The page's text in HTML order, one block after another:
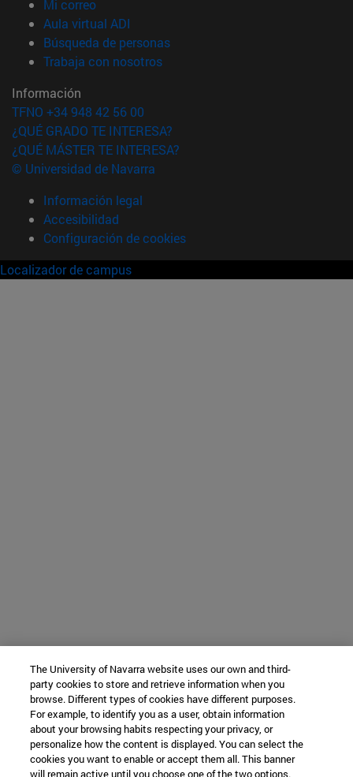
Mi correo
Aula virtual ADI
Búsqueda de personas(abre en nueva ventana)
Trabaja con nosotros(abre en nueva ventana)
Información
TFNO +34 948 42 56 00
¿QUÉ GRADO TE INTERESA?
¿QUÉ MÁSTER TE INTERESA?
© Universidad de Navarra
Información legal
Accesibilidad
Configuración de cookies
Localizador de campus
The University of Navarra website uses our own and third-
party cookies to store and retrieve information when you
browse. Different types of cookies have different purposes.
For example, to identify you as a user, obtain information
about your browsing habits respecting your privacy, or
personalize how the content is displayed. You can select the
cookies you want to enable or accept them all. This banner
will remain active until you choose one of the two options.